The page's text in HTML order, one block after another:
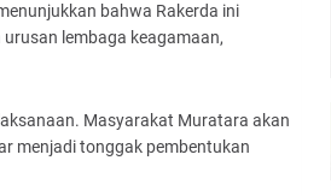
bahwa Rakerda ini
lembaga keagamaan,
Masyarakat Muratara akan
menjadi tonggak pembentukan